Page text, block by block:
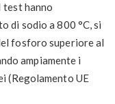
hanno
di sodio a 800 °C, si
fosforo superiore al
ampiamente i
(Regolamento UE